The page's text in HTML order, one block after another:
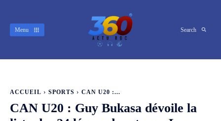
Menu Search
ACCUEIL SPORTS CAN U20 :...
CAN U20 : Guy Bukasa dévoile la